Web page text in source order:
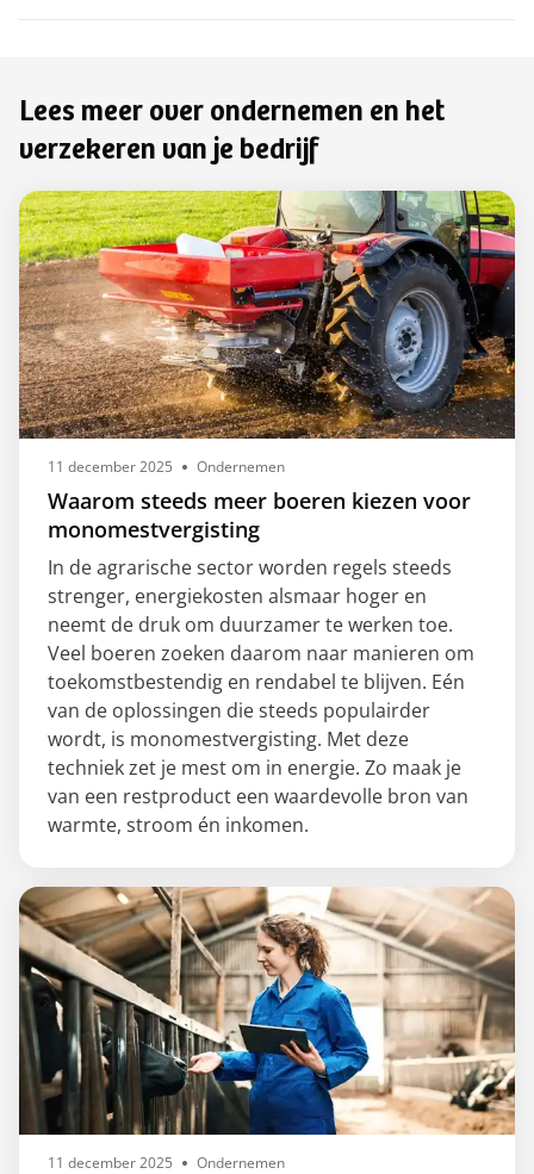
Lees meer over ondernemen en het
verzekeren van je bedrijf
Waarom steeds meer boeren kiezen voor
monomestvergisting
11 december 2025 Ondernemen
In de agrarische sector worden regels steeds
strenger, energiekosten alsmaar hoger en
neemt de druk om duurzamer te werken toe.
Veel boeren zoeken daarom naar manieren om
toekomstbestendig en rendabel te blijven. Eén
van de oplossingen die steeds populairder
wordt, is monomestvergisting. Met deze
techniek zet je mest om in energie. Zo maak je
van een restproduct een waardevolle bron van
warmte, stroom én inkomen.
11 december 2025 Ondernemen